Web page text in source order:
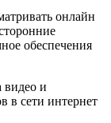
онлайн
обеспечения
видео и
в сети интернет